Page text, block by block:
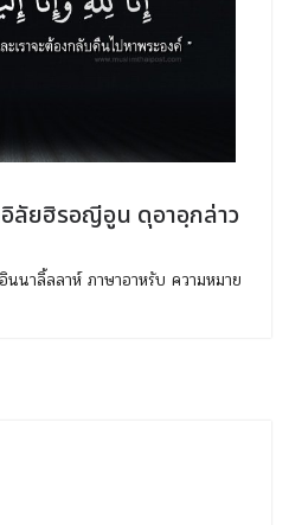
ลัยฮิรอญีอูน ดุอาอฺกล่าว
นนาลิ้ลลาห์ ภาษาอาหรับ ความหมาย